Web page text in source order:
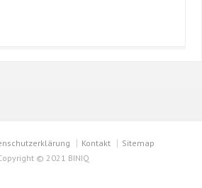
Kontakt
Sitemap
© 2021 BINIQ